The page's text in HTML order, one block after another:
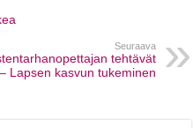
Seuraava
tehtävät
– Lapsen kasvun tukeminen